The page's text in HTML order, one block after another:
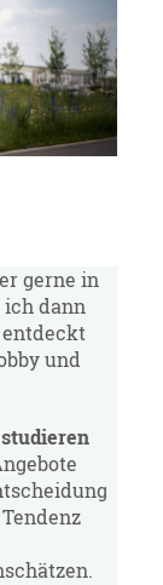
gerne in
ich dann
entdeckt
und